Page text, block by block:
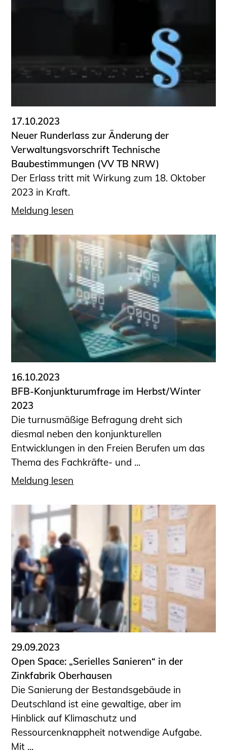
17.10.2023
Neuer Runderlass zur Änderung der
Verwaltungsvorschrift Technische
Baubestimmungen (VV TB NRW)
Der Erlass tritt mit Wirkung zum 18. Oktober
2023 in Kraft.
Meldung lesen
16.10.2023
BFB-Konjunkturumfrage im Herbst/Winter
2023
Die turnusmäßige Befragung dreht sich
diesmal neben den konjunkturellen
Entwicklungen in den Freien Berufen um das
Thema des Fachkräfte- und ...
Meldung lesen
29.09.2023
Open Space: „Serielles Sanieren“ in der
Zinkfabrik Oberhausen
Die Sanierung der Bestandsgebäude in
Deutschland ist eine gewaltige, aber im
Hinblick auf Klimaschutz und
Ressourcenknappheit notwendige Aufgabe.
Mit ...